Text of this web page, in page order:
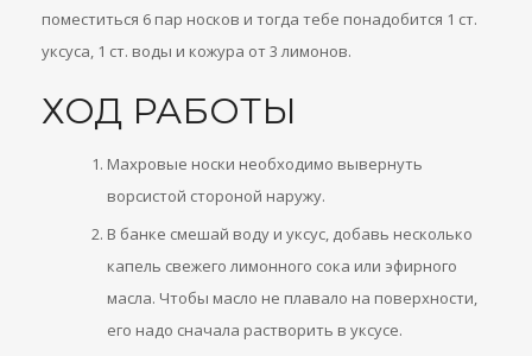
поместиться 6 пар носков и тогда тебе понадобится 1 ст.
уксуса, 1 ст. воды и кожура от 3 лимонов.
ХОД РАБОТЫ
Махровые носки необходимо вывернуть
ворсистой стороной наружу.
В банке смешай воду и уксус, добавь несколько
капель свежего лимонного сока или эфирного
масла. Чтобы масло не плавало на поверхности,
его надо сначала растворить в уксусе.